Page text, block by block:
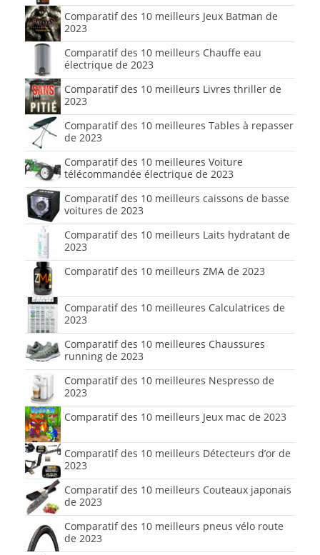
Comparatif des 10 meilleurs Jeux Batman de
2023
Comparatif des 10 meilleurs Chauffe eau
électrique de 2023
Comparatif des 10 meilleurs Livres thriller de
2023
Comparatif des 10 meilleures Tables à repasser
de 2023
Comparatif des 10 meilleures Voiture
télécommandée électrique de 2023
Comparatif des 10 meilleurs caissons de basse
voitures de 2023
Comparatif des 10 meilleurs Laits hydratant de
2023
Comparatif des 10 meilleurs ZMA de 2023
Comparatif des 10 meilleures Calculatrices de
2023
Comparatif des 10 meilleures Chaussures
running de 2023
Comparatif des 10 meilleures Nespresso de
2023
Comparatif des 10 meilleurs Jeux mac de 2023
Comparatif des 10 meilleurs Détecteurs d’or de
2023
Comparatif des 10 meilleurs Couteaux japonais
de 2023
Comparatif des 10 meilleurs pneus vélo route
de 2023